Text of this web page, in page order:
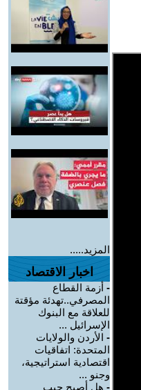
المزيد.....
اخبار الاقتصاد
- أزمة القطاع
المصرفي..تهدئة مؤقتة
للعلاقة مع البنوك
الإسرائيل ...
- الأردن والولايات
المتحدة: اتفاقيات
اقتصادية استراتيجية،
وجنو ...
- هل أصبح جيب